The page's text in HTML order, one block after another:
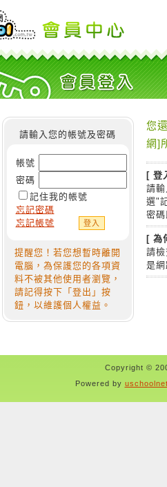
請輸入您的帳號及密碼
帳號
密碼
記住我的帳號
忘記密碼
忘記帳號
提醒您！若您想暫時離開
電腦，為保護您的各項資
料不被其他使用者瀏覽，
請記得按下「登出」按
鈕，以維護個人權益。
您
網]
[ 登
請
選"
密
[ 為
請
是
Copyright ©
Powered by